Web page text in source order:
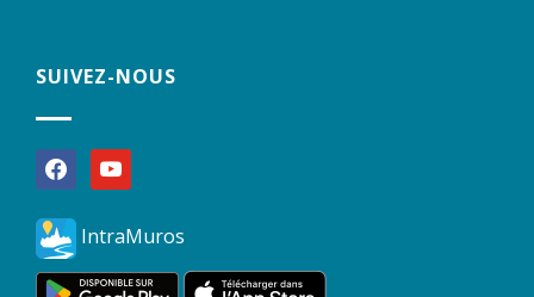
SUIVEZ-NOUS
facebookyoutube
IntraMuros